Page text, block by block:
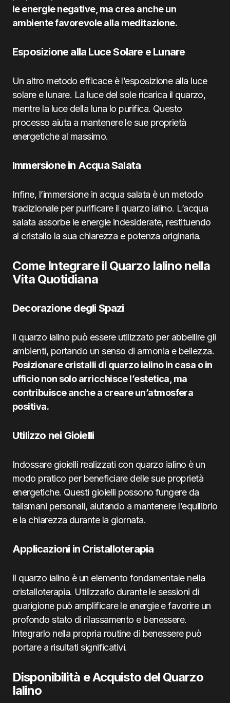
le energie negative, ma crea anche un
ambiente favorevole alla meditazione.
Esposizione alla Luce Solare e Lunare
Un altro metodo efficace è l’esposizione alla luce
solare e lunare. La luce del sole ricarica il quarzo,
mentre la luce della luna lo purifica. Questo
processo aiuta a mantenere le sue proprietà
energetiche al massimo.
Immersione in Acqua Salata
Infine, l’immersione in acqua salata è un metodo
tradizionale per purificare il quarzo ialino. L’acqua
salata assorbe le energie indesiderate, restituendo
al cristallo la sua chiarezza e potenza originaria.
Come Integrare il Quarzo Ialino nella
Vita Quotidiana
Decorazione degli Spazi
Il quarzo ialino può essere utilizzato per abbellire gli
ambienti, portando un senso di armonia e bellezza.
Posizionare cristalli di quarzo ialino in casa o in
ufficio non solo arricchisce l’estetica, ma
contribuisce anche a creare un’atmosfera
positiva.
Utilizzo nei Gioielli
Indossare gioielli realizzati con quarzo ialino è un
modo pratico per beneficiare delle sue proprietà
energetiche. Questi gioielli possono fungere da
talismani personali, aiutando a mantenere l’equilibrio
e la chiarezza durante la giornata.
Applicazioni in Cristalloterapia
Il quarzo ialino è un elemento fondamentale nella
cristalloterapia. Utilizzarlo durante le sessioni di
guarigione può amplificare le energie e favorire un
profondo stato di rilassamento e benessere.
Integrarlo nella propria routine di benessere può
portare a risultati significativi.
Disponibilità e Acquisto del Quarzo
Ialino